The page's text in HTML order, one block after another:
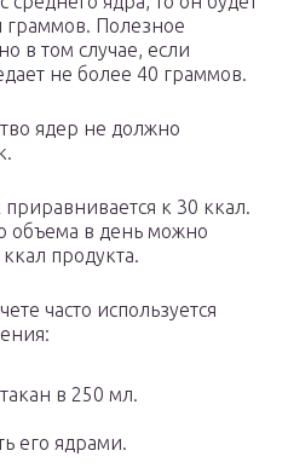
граммов. Полезное
в том случае, если
не более 40 граммов.
ядер не должно
к 30 ккал.
объема в день можно
продукта.
часто используется
в 250 мл.
его ядрами.